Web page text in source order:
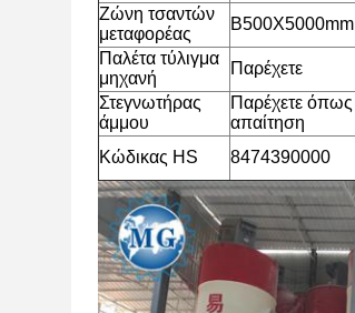
Ζώνη τσαντών
μεταφορέας
B500X5000mm
Παλέτα τύλιγμα
μηχανή
Παρέχετε
Στεγνωτήρας
άμμου
Παρέχετε όπως
απαίτηση
Κώδικας HS
8474390000